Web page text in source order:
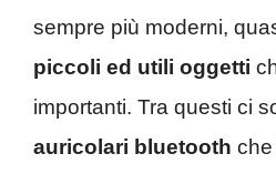
sempre più moderni,
piccoli ed utili oggetti
importanti. Tra questi ci
auricolari bluetooth